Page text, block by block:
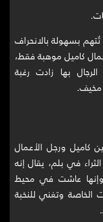
بسهولة بالانحراف
كاميل موهبة فقط،
بها زادت رغبة
مخيف.
كاميل ورجل الأعمال
في بلم، يقال إنه
عاشت في محيط
الخاصة وتغني للنخبة